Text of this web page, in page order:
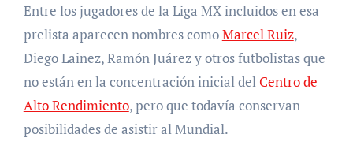
Entre los jugadores de la Liga MX incluidos en esa
prelista aparecen nombres comoMarcel Ruiz,
Diego Lainez, Ramón Juárez y otros futbolistas que
no están en la concentración inicial del Centro de
Alto Rendimiento, pero que todavía conservan
posibilidades de asistir al Mundial.